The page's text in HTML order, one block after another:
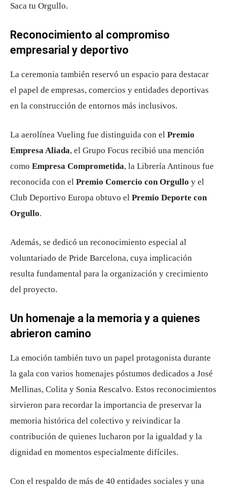
Saca tu Orgullo.
Reconocimiento al compromiso
empresarial y deportivo
La ceremonia también reservó un espacio para destacar
el papel de empresas, comercios y entidades deportivas
en la construcción de entornos más inclusivos.
La aerolínea Vueling fue distinguida con el Premio
Empresa Aliada, el Grupo Focus recibió una mención
como Empresa Comprometida, la Librería Antinous fue
reconocida con el Premio Comercio con Orgullo y el
Club Deportivo Europa obtuvo el Premio Deporte con
Orgullo.
Además, se dedicó un reconocimiento especial al
voluntariado de Pride Barcelona, cuya implicación
resulta fundamental para la organización y crecimiento
del proyecto.
Un homenaje a la memoria y a quienes
abrieron camino
La emoción también tuvo un papel protagonista durante
la gala con varios homenajes póstumos dedicados a José
Mellinas, Colita y Sonia Rescalvo. Estos reconocimientos
sirvieron para recordar la importancia de preservar la
memoria histórica del colectivo y reivindicar la
contribución de quienes lucharon por la igualdad y la
dignidad en momentos especialmente difíciles.
Con el respaldo de más de 40 entidades sociales y una